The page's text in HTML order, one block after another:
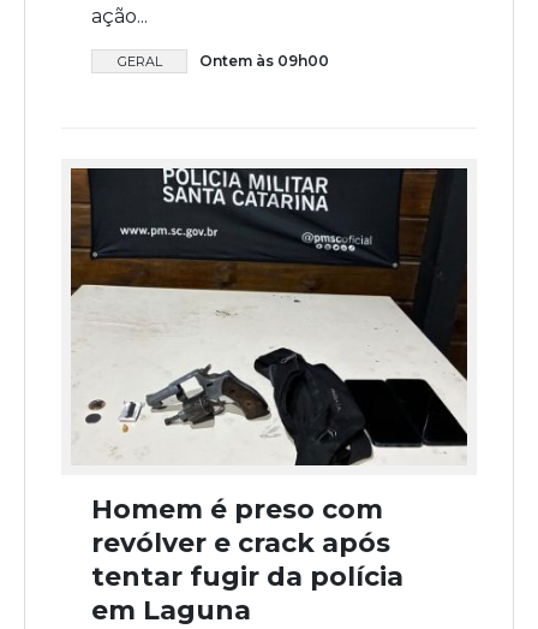
ação...
GERAL Ontem às 09h00
Homem é preso com
revólver e crack após
tentar fugir da polícia
em Laguna